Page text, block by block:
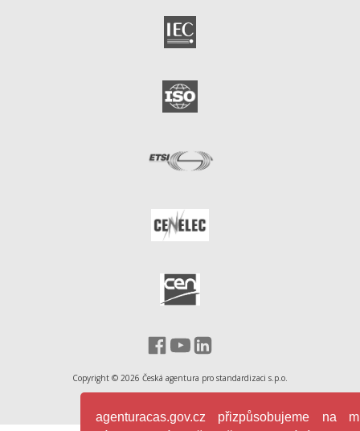
Facebook - Česká agentura pro
YouTube - Česká agentura
LinkedIn - Česká
Copyright © 2026 Česká agentura pro standardizaci s.p.o.
agenturacas.gov.cz přizpůsobujeme na